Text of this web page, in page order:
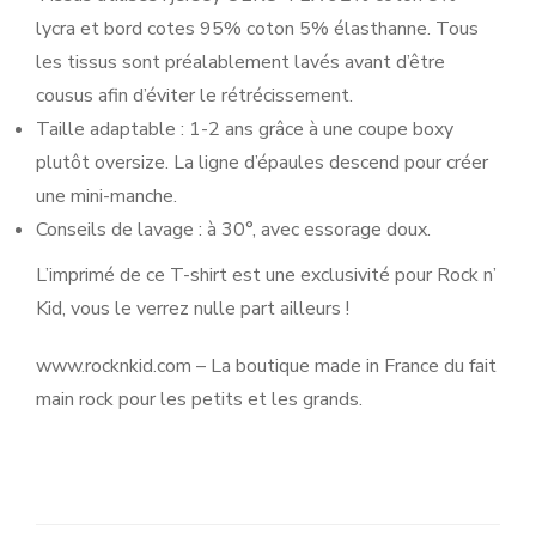
lycra et bord cotes 95% coton 5% élasthanne. Tous
les tissus sont préalablement lavés avant d’être
cousus afin d’éviter le rétrécissement.
Taille adaptable : 1-2 ans grâce à une coupe boxy
plutôt oversize. La ligne d’épaules descend pour créer
une mini-manche.
Conseils de lavage : à 30°, avec essorage doux.
L’imprimé de ce T-shirt est une exclusivité pour Rock n’
Kid, vous le verrez nulle part ailleurs !
www.rocknkid.com – La boutique made in France du fait
main rock pour les petits et les grands.